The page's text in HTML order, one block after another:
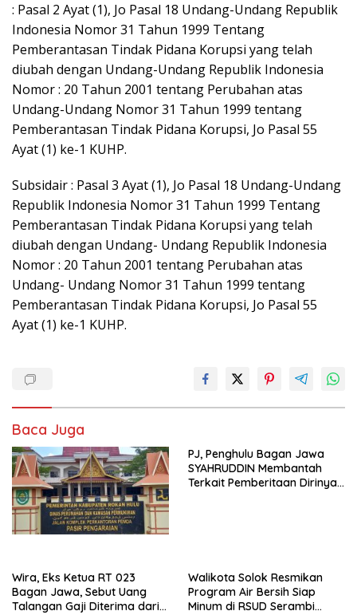
: Pasal 2 Ayat (1), Jo Pasal 18 Undang-Undang Republik
Indonesia Nomor 31 Tahun 1999 Tentang
Pemberantasan Tindak Pidana Korupsi yang telah
diubah dengan Undang-Undang Republik Indonesia
Nomor : 20 Tahun 2001 tentang Perubahan atas
Undang-Undang Nomor 31 Tahun 1999 tentang
Pemberantasan Tindak Pidana Korupsi, Jo Pasal 55
Ayat (1) ke-1 KUHP.
Subsidair : Pasal 3 Ayat (1), Jo Pasal 18 Undang-Undang
Republik Indonesia Nomor 31 Tahun 1999 Tentang
Pemberantasan Tindak Pidana Korupsi yang telah
diubah dengan Undang- Undang Republik Indonesia
Nomor : 20 Tahun 2001 tentang Perubahan atas
Undang- Undang Nomor 31 Tahun 1999 tentang
Pemberantasan Tindak Pidana Korupsi, Jo Pasal 55
Ayat (1) ke-1 KUHP.
Baca Juga
PJ, Penghulu Bagan Jawa
SYAHRUDDIN Membantah
Terkait Pemberitaan Dirinya
Wira, Eks Ketua RT 023
Bagan Jawa, Sebut Uang
Talangan Gaji Diterima dari
Walikota Solok Resmikan
Program Air Bersih Siap
Minum di RSUD Serambi